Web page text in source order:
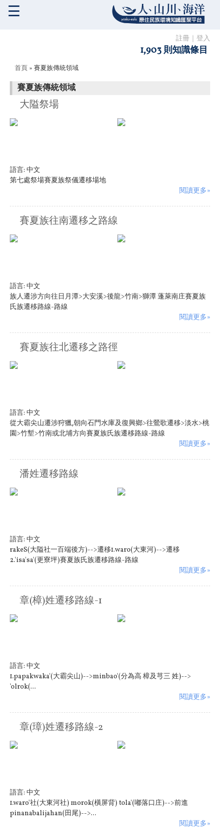
註冊 登入
1,903 則知識條目
☰
您在這裡
首頁 » 賽夏族傳統領域
賽夏族傳統領域
大隘祭場
語言: 中文
第七處祭場賽夏族祭儀遷移場地
閱讀更多»
賽夏族往南遷移之路線
語言: 中文
族人遷涉方向往日月潭>大安溪>後龍>竹南>獅潭 蓬萊南庄賽夏族
氏族遷移路線-路線
閱讀更多»
賽夏族往北遷移之路徑
語言: 中文
從大霸尖山遷涉狩獵,朝向石門水庫及復興鄉>往鶯歌遷移>淡水>桃
園>竹塹>竹南或北埔方向賽夏族氏族遷移路線-路線
閱讀更多»
潘姓遷移路線
語言: 中文
rakeS(大隘社一百端後方)-->遷移1.waro(大東河)-->遷移
2.'isa'sa'(更寮坪)賽夏族氏族遷移路線-路線
閱讀更多»
章(樟)姓遷移路線-1
語言: 中文
1.papakwaka'(大霸尖山)-->minbao'(分為高 樟及芎三 姓)-->
'olrok(...
閱讀更多»
章(璋)姓遷移路線-2
語言: 中文
1.waro'社(大東河社) morok(橫屏背) tola'(嘟落口庄)-->前進
pinanabalijahan(田尾)-->...
閱讀更多»